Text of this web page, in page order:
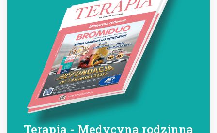
Terapia - Medycyna rodzinna